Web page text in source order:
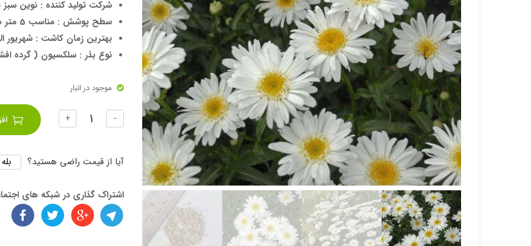
شرکت تولید کننده : نوین سبز
سطح پوشش : مناسب 5 متر مربع
بهترین زمان کاشت : شهریور
نوع بذر : سلکسیون ( گرده
موجود در انبار
- تعداد +
آیا از قیمت راضی هستید؟ بله
اشتراک گذاری در شبکه های